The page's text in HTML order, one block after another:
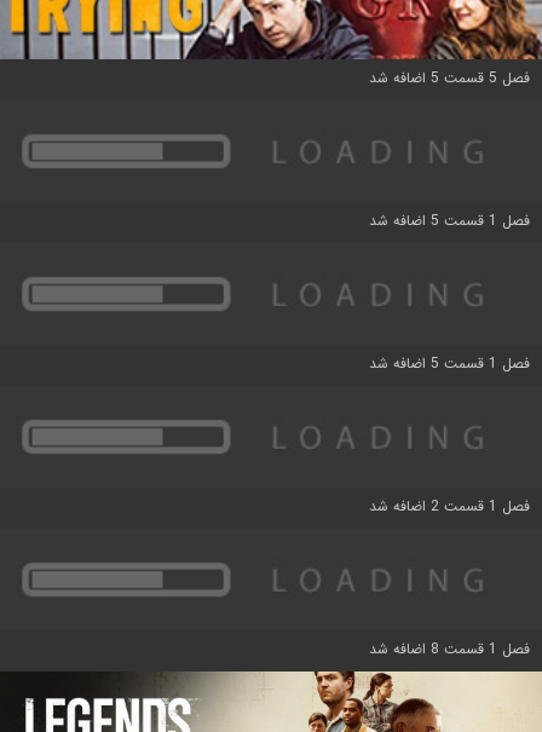
فصل 5 قسمت 5 اضافه شد
فصل 1 قسمت 5 اضافه شد
فصل 1 قسمت 5 اضافه شد
فصل 1 قسمت 2 اضافه شد
فصل 1 قسمت 8 اضافه شد